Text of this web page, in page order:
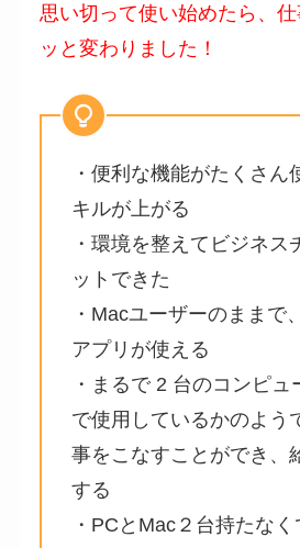
思い切って使い始めたら、
ッと変わりました！
・便利な機能がたくさん
キルが上がる
・環境を整えてビジネス
ットできた
・Macユーザーのままで
アプリが使える
・まるで 2 台のコンピュ
で使用しているかのよう
事をこなすことができ、
する
・PCとMac２台持たな